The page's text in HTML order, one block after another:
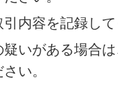
内容を記録して
疑いがある場合
い。